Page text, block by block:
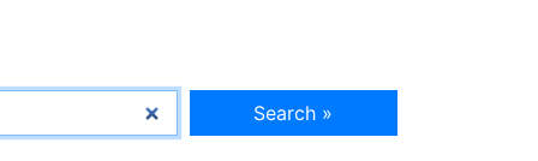
Search »